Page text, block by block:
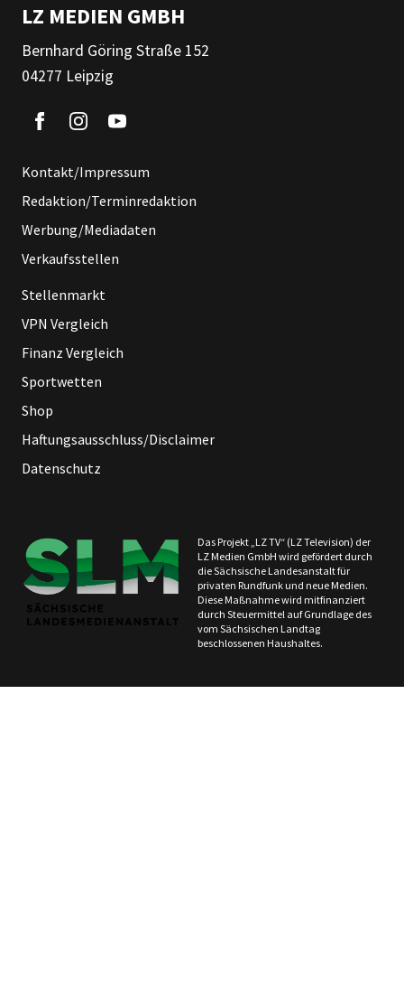
LZ MEDIEN GMBH
Bernhard Göring Straße 152
04277 Leipzig
Kontakt/Impressum
Redaktion/Terminredaktion
Werbung/Mediadaten
Verkaufsstellen
Stellenmarkt
VPN Vergleich
Finanz Vergleich
Sportwetten
Shop
Haftungsausschluss/Disclaimer
Datenschutz
Das Projekt „LZ TV“ (LZ Television) der
LZ Medien GmbH wird gefördert durch
die Sächsische Landesanstalt für
privaten Rundfunk und neue Medien.
Diese Maßnahme wird mitfinanziert
durch Steuermittel auf Grundlage des
vom Sächsischen Landtag
beschlossenen Haushaltes.